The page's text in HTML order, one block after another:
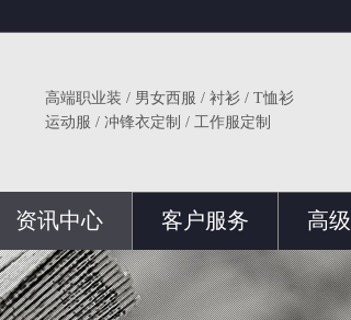
高端职业装 / 男女西服 / 衬衫 / T恤衫
运动服 / 冲锋衣定制 / 工作服定制
资讯中心 客户服务 高